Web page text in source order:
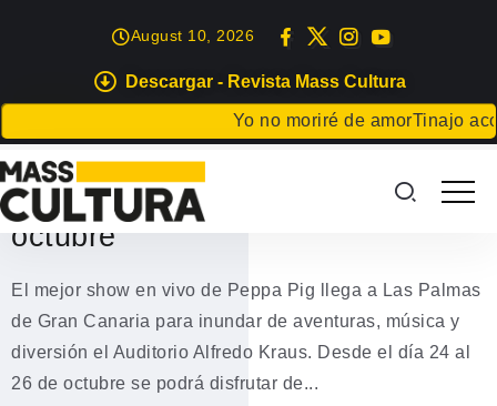
Descargar - Revista Mass Cultura
Yo no moriré de amorTinajo
August 10, 2026
TEATRO
Peppa Pig en el Auditorio Alfredo
Kraus los días 24, 25 y 26 de
octubre
El mejor show en vivo de Peppa Pig llega a Las Palmas
de Gran Canaria para inundar de aventuras, música y
diversión el Auditorio Alfredo Kraus. Desde el día 24 al
26 de octubre se podrá disfrutar de...